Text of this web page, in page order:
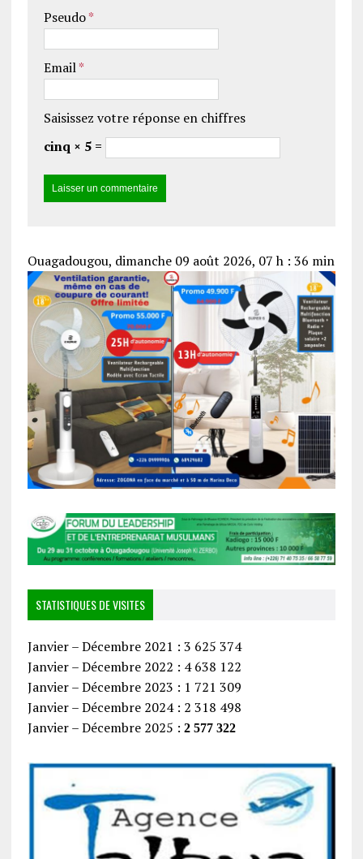
Pseudo*
Email*
Saisissez votre réponse en chiffres
cinq × 5 =
Ouagadougou, dimanche 09 août 2026, 07 h : 36 min
STATISTIQUES DE VISITES
Janvier – Décembre 2021 : 3 625 374
Janvier – Décembre 2022 : 4 638 122
Janvier – Décembre 2023 : 1 721 309
Janvier – Décembre 2024 : 2 318 498
Janvier – Décembre 2025 : 2 577 322